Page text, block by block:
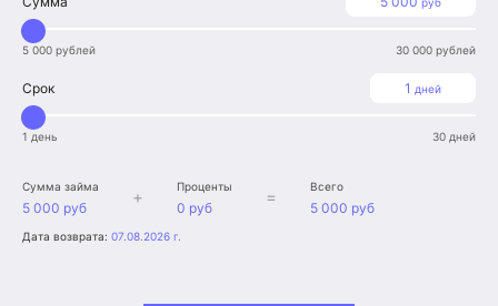
5 000 рублей 30 000 рублей
1 дней
Срок
1 день 30 дней
Сумма займа
5 000 руб
+ Проценты
0 руб
= Всего
5 000 руб
Дата возврата: 07.08.2026 г.